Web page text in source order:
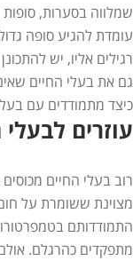
שמלווה בסערות,
עומדת להגיע סופה
רגילים אליו, יש
גם את בעלי החיים
כיצד מתמודדים עם
עוזרים
רוב בעלי החיים
מצוינת ששומרת על
התמודדותם
מתפקדים כהרגלם.